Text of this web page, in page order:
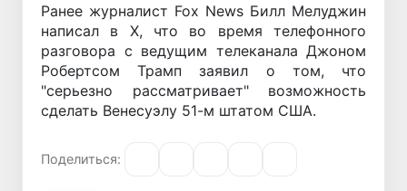
Ранее журналист Fox News Билл Мелуджин
написал в X, что во время телефонного
разговора с ведущим телеканала Джоном
Робертсом Трамп заявил о том, что
"серьезно рассматривает" возможность
сделать Венесуэлу 51-м штатом США.
Поделиться: